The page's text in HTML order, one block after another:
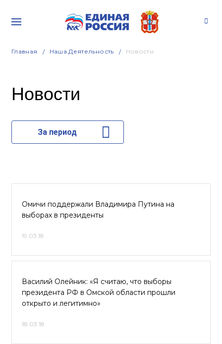
Главная Наша Деятельность Новости
Новости
За период
Омичи поддержали Владимира Путина на
выборах в президенты
19.03.18
Василий Олейник: «Я считаю, что выборы
президента РФ в Омской области прошли
открыто и легитимно»
18.03.18